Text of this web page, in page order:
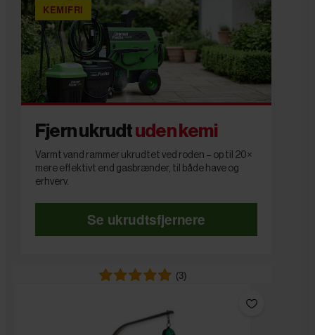
KEMIFRI
Fjern ukrudtuden kemi
Varmt vand rammer ukrudtet ved roden – op til 20×
mere effektivt end gasbrænder, til både have og
erhverv.
Se ukrudtsfjernere
(3)
(3)